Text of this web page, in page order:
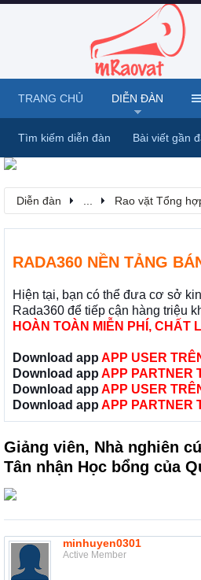
Diễn đàn Rao vặt Tổng
RADA360 NỀN TẢNG
Hiện tại, bạn có thể đưa cơ sở
Rada360 để tiếp cận hàng triệu
HOÀN TOÀN MIỄN PHÍ, CHẤT
Download app APP USER
Download app APP PARTNER
Download app APP USER
Download app APP PARTNER
Giảng viên, Nhà nghiên
Tân nhận Học bổng của
minhuyen0301
Active Member
TRANG CHỦ DIỄN ĐÀN
Tìm kiếm diễn đàn Bài viết gần